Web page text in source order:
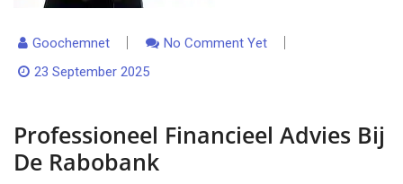
Goochemnet
No Comment Yet
23 September 2025
Professioneel Financieel Advies Bij
De Rabobank